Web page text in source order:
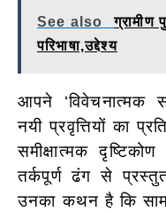
See also
ग्रामीण
परिभाषा,उद्देश्य
आपने ‘विवेचनात्मक
नयी प्रवृत्तियों का
समीक्षात्मक
तर्कपूर्ण ढंग से
उनका कथन है कि